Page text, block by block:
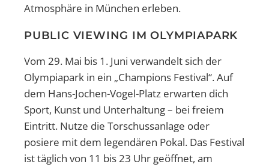
Atmosphäre in München erleben.
PUBLIC VIEWING IM OLYMPIAPARK
Vom 29. Mai bis 1. Juni verwandelt sich der
Olympiapark in ein „Champions Festival“. Auf
dem Hans-Jochen-Vogel-Platz erwarten dich
Sport, Kunst und Unterhaltung – bei freiem
Eintritt. Nutze die Torschussanlage oder
posiere mit dem legendären Pokal. Das Festival
ist täglich von 11 bis 23 Uhr geöffnet, am